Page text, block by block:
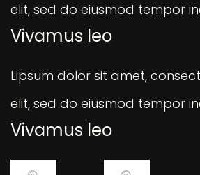
elit, sed do eiusmod tempor
Vivamus leo
Lipsum dolor sit amet,
elit, sed do eiusmod tempor
Vivamus leo